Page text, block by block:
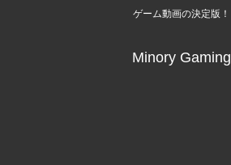
ゲーム動画の決定版！
Minory Gaming